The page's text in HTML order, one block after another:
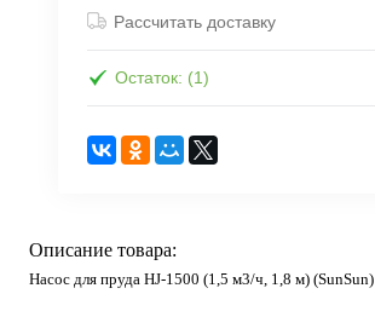
Рассчитать доставку
Остаток: (1)
Описание товара:
Насос для пруда HJ-1500 (1,5 м3/ч, 1,8 м) (SunSun)